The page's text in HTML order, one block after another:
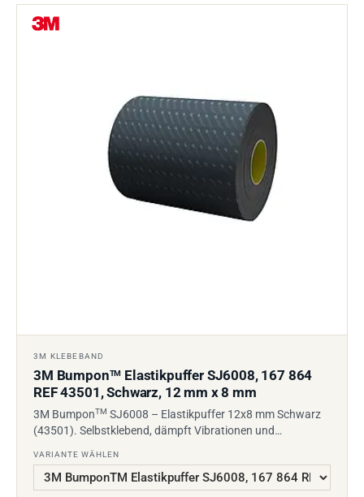
3M KLEBEBAND
3M BumponTM Elastikpuffer SJ6008, 167 864
REF 43501, Schwarz, 12 mm x 8 mm
3M BumponTM SJ6008 – Elastikpuffer 12x8 mm Schwarz
(43501). Selbstklebend, dämpft Vibrationen und…
VARIANTE WÄHLEN